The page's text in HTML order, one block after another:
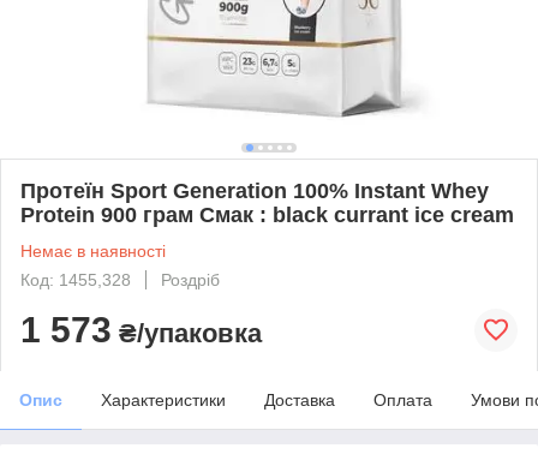
Протеїн Sport Generation 100% Instant Whey
Protein 900 грам Смак : black currant ice cream
Немає в наявності
Код: 1455,328
Роздріб
1 573 ₴/упаковка
Опис Характеристики Доставка Оплата Умови